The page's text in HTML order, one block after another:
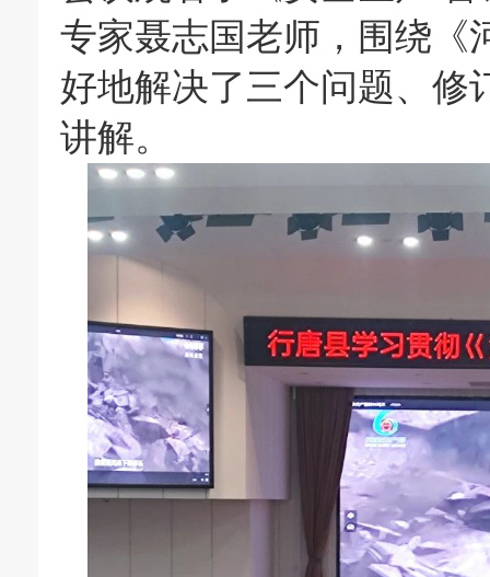
专家聂志国老师，围绕《
好地解决了三个问题、修
讲解。